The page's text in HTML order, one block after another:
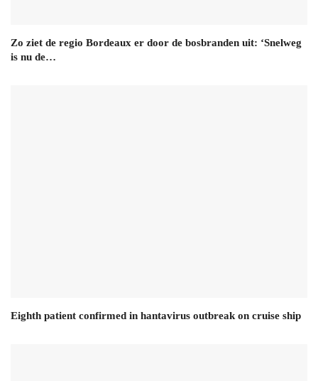
Zo ziet de regio Bordeaux er door de bosbranden uit: ‘Snelweg
is nu de…
Eighth patient confirmed in hantavirus outbreak on cruise ship